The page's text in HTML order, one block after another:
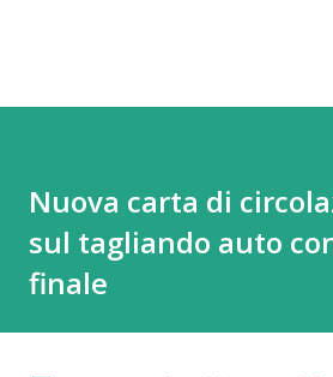
Nuova carta di
sul tagliando auto
finale